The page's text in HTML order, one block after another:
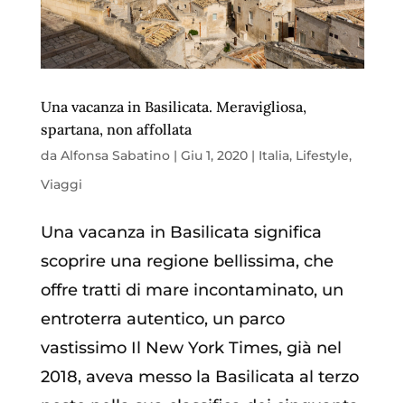
Una vacanza in Basilicata. Meravigliosa,
spartana, non affollata
da Alfonsa Sabatino| Giu 1, 2020| Italia, Lifestyle,
Viaggi
Una vacanza in Basilicata significa
scoprire una regione bellissima, che
offre tratti di mare incontaminato, un
entroterra autentico, un parco
vastissimo Il New York Times, già nel
2018, aveva messo la Basilicata al terzo